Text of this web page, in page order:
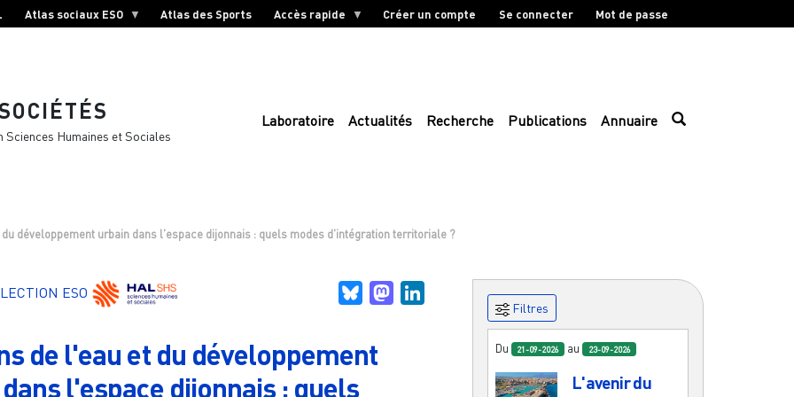
Atlas sociaux ESO Atlas des Sports Accès rapide Créer un compte Se connecter Mot de passe
Humaines et Sociales
Laboratoire Actualités Recherche Publications Annuaire
développement urbain dans l'espace dijonnais : quels modes d'intégration territoriale ?
ESO BlueskyMastodon
de l'eau et du développement
l'espace dijonnais : quels
Filtres
Du 21-09-2026 au 23-09-2026
L'avenir du